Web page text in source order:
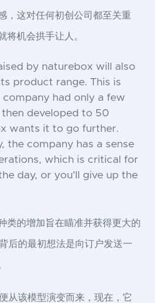
，这对任何初创公司都至关重
将机会拱手让人。
by naturebox will also
product range. This is
had only a few
developed to 50
wants it to go further.
the company has a sense
which is critical for
day, or you'll give up the
类的增加旨在瞄准并获得更大的
后的最初想法是向订户发送一
从该模型演变而来，现在，它